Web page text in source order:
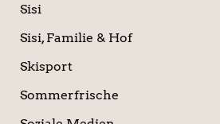
Sisi
Sisi, Familie & Hof
Skisport
Sommerfrische